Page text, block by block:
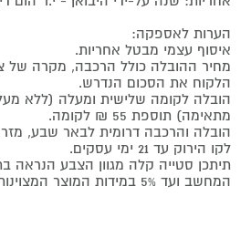
הערות לאספקה:
איסוף עצמי מבטל אחריות.
מחיר ההובלה כולל הרכבה, מקרה של
הלקוח את הסכום הנדרש.
הובלה לקומה שלישית ומעלה (ללא
מתאימה) תוספת 55 ₪ לקומה.
הובלה והרכבה דרומית לבאר שבע,
לקו הירוק עד 21 ימי עסקים.
תיתכן סטייה קלה מגוון הצבע הנראה
המחשב ועד 5% במידות המוצר המצוינות במכירה.